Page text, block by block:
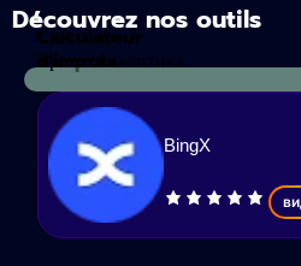
Découvrez nos outils
Calculateur
d'impots
Криптоаналитика
BingX